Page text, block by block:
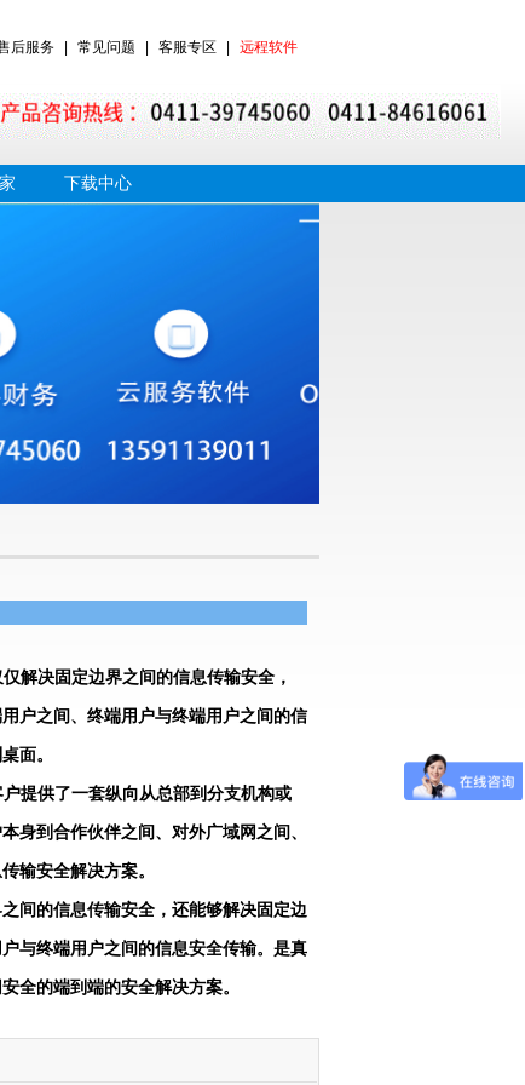
后服务 常见问题 客服专区 远程软件
下载中心
解决固定边界之间的信息传输安全，
户之间、终端用户与终端用户之间的信
面。
提供了一套纵向从总部到分支机构或
身到合作伙伴之间、对外广域网之间、
输安全解决方案。
间的信息传输安全，还能够解决固定边
与终端用户之间的信息安全传输。是真
全的端到端的安全解决方案。